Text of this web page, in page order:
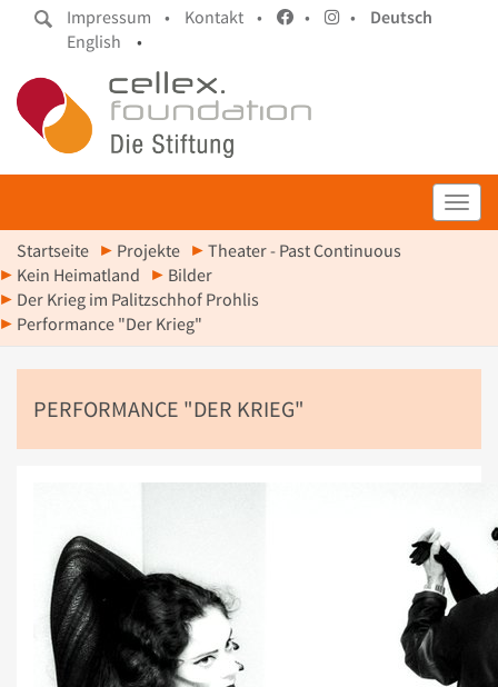
Impressum • Kontakt • • •
Deutsch
English
•
Startseite Projekte
Theater - Past Continuous
Kein Heimatland
Bilder
Der Krieg im Palitzschhof Prohlis
Performance "Der Krieg"
PERFORMANCE "DER KRIEG"